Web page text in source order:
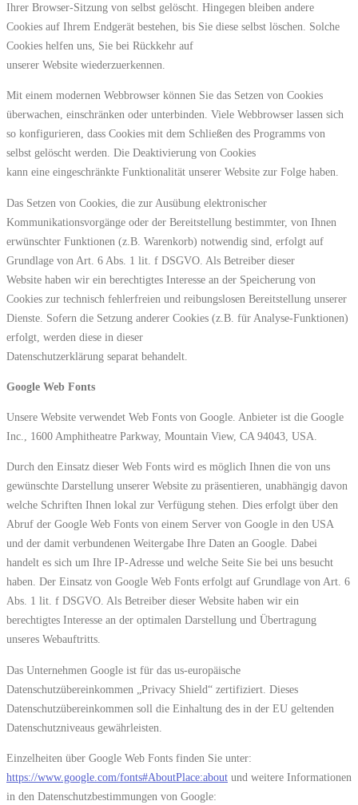
Ihrer Browser-Sitzung von selbst gelöscht. Hingegen bleiben andere
Cookies auf Ihrem Endgerät bestehen, bis Sie diese selbst löschen. Solche
Cookies helfen uns, Sie bei Rückkehr auf
unserer Website wiederzuerkennen.
Mit einem modernen Webbrowser können Sie das Setzen von Cookies
überwachen, einschränken oder unterbinden. Viele Webbrowser lassen sich
so konfigurieren, dass Cookies mit dem Schließen des Programms von
selbst gelöscht werden. Die Deaktivierung von Cookies
kann eine eingeschränkte Funktionalität unserer Website zur Folge haben.
Das Setzen von Cookies, die zur Ausübung elektronischer
Kommunikationsvorgänge oder der Bereitstellung bestimmter, von Ihnen
erwünschter Funktionen (z.B. Warenkorb) notwendig sind, erfolgt auf
Grundlage von Art. 6 Abs. 1 lit. f DSGVO. Als Betreiber dieser
Website haben wir ein berechtigtes Interesse an der Speicherung von
Cookies zur technisch fehlerfreien und reibungslosen Bereitstellung unserer
Dienste. Sofern die Setzung anderer Cookies (z.B. für Analyse-Funktionen)
erfolgt, werden diese in dieser
Datenschutzerklärung separat behandelt.
Google Web Fonts
Unsere Website verwendet Web Fonts von Google. Anbieter ist die Google
Inc., 1600 Amphitheatre Parkway, Mountain View, CA 94043, USA.
Durch den Einsatz dieser Web Fonts wird es möglich Ihnen die von uns
gewünschte Darstellung unserer Website zu präsentieren, unabhängig davon
welche Schriften Ihnen lokal zur Verfügung stehen. Dies erfolgt über den
Abruf der Google Web Fonts von einem Server von Google in den USA
und der damit verbundenen Weitergabe Ihre Daten an Google. Dabei
handelt es sich um Ihre IP-Adresse und welche Seite Sie bei uns besucht
haben. Der Einsatz von Google Web Fonts erfolgt auf Grundlage von Art. 6
Abs. 1 lit. f DSGVO. Als Betreiber dieser Website haben wir ein
berechtigtes Interesse an der optimalen Darstellung und Übertragung
unseres Webauftritts.
Das Unternehmen Google ist für das us-europäische
Datenschutzübereinkommen „Privacy Shield“ zertifiziert. Dieses
Datenschutzübereinkommen soll die Einhaltung des in der EU geltenden
Datenschutzniveaus gewährleisten.
Einzelheiten über Google Web Fonts finden Sie unter:
https://www.google.com/fonts#AboutPlace:about und weitere Informationen
in den Datenschutzbestimmungen von Google: